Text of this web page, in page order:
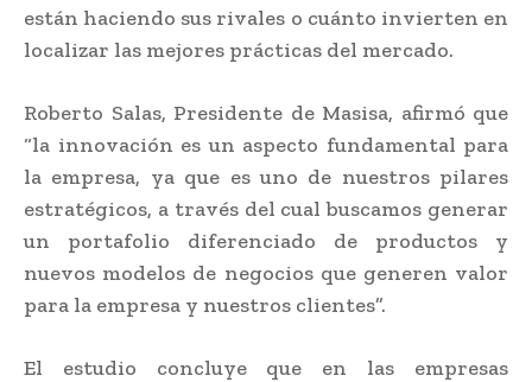
están haciendo sus rivales o cuánto invierten en
localizar las mejores prácticas del mercado.
Roberto Salas, Presidente de Masisa, afirmó que
“la innovación es un aspecto fundamental para
la empresa, ya que es uno de nuestros pilares
estratégicos, a través del cual buscamos generar
un portafolio diferenciado de productos y
nuevos modelos de negocios que generen valor
para la empresa y nuestros clientes”.
El estudio concluye que en las empresas